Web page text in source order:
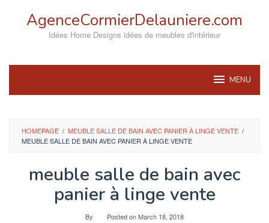
AgenceCormierDelauniere.com
Idées Home Designs idées de meubles d'intérieur
MENU
HOMEPAGE / MEUBLE SALLE DE BAIN AVEC PANIER À LINGE VENTE /
MEUBLE SALLE DE BAIN AVEC PANIER À LINGE VENTE
meuble salle de bain avec
panier à linge vente
By Posted onMarch 18, 2018